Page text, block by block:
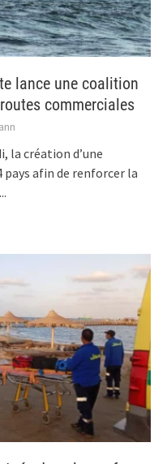
lance une coalition
commerciales
la création d’une
afin de renforcer la
...